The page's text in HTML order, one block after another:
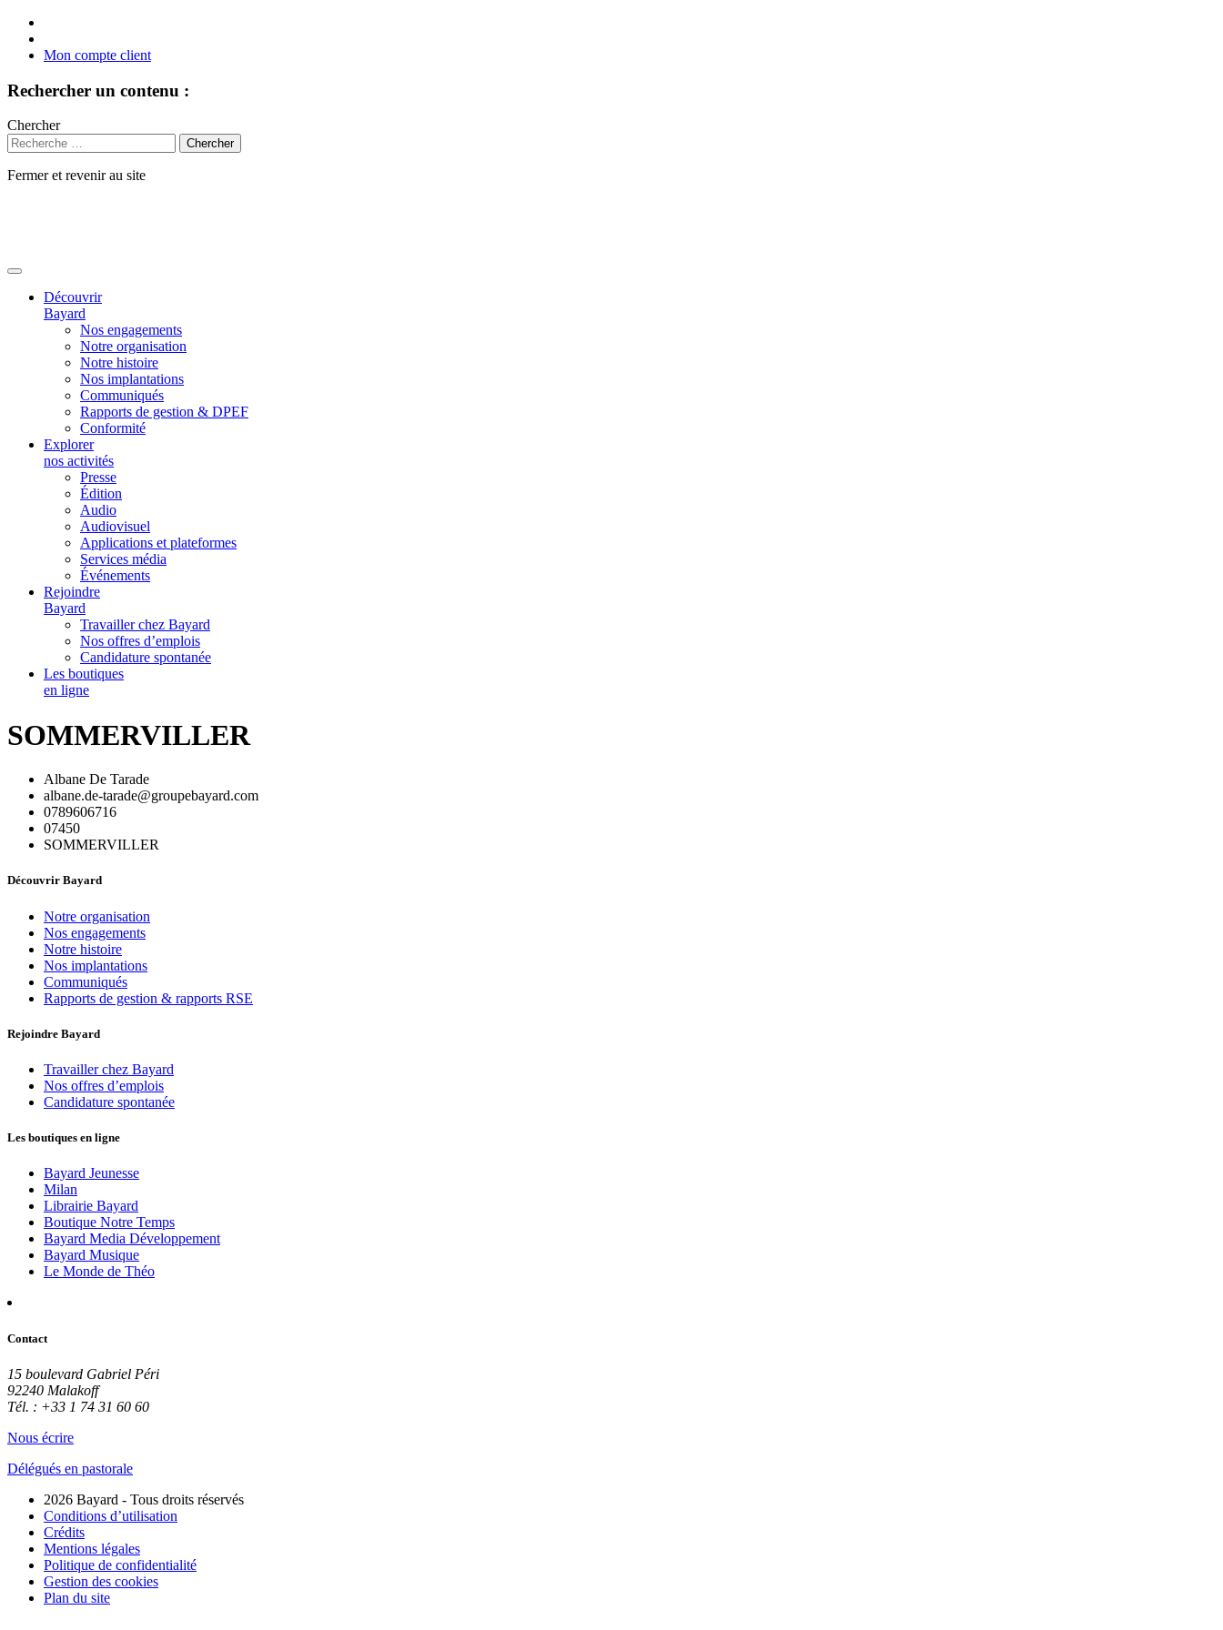
Mon compte client
Rechercher un contenu :
Chercher
Fermer et revenir au site
Découvrir
Bayard
Nos engagements
Notre organisation
Notre histoire
Nos implantations
Communiqués
Rapports de gestion & DPEF
Conformité
Explorer
nos activités
Presse
Édition
Audio
Audiovisuel
Applications et plateformes
Services média
Événements
Rejoindre
Bayard
Travailler chez Bayard
Nos offres d’emplois
Candidature spontanée
Les boutiques
en ligne
SOMMERVILLER
Albane De Tarade
albane.de-tarade@groupebayard.com
0789606716
07450
SOMMERVILLER
Découvrir Bayard
Notre organisation
Nos engagements
Notre histoire
Nos implantations
Communiqués
Rapports de gestion & rapports RSE
Rejoindre Bayard
Travailler chez Bayard
Nos offres d’emplois
Candidature spontanée
Les boutiques en ligne
Bayard Jeunesse
Milan
Librairie Bayard
Boutique Notre Temps
Bayard Media Développement
Bayard Musique
Le Monde de Théo
Contact
15 boulevard Gabriel Péri
92240 Malakoff
Tél. : +33 1 74 31 60 60
Nous écrire
Délégués en pastorale
2026 Bayard - Tous droits réservés
Conditions d’utilisation
Crédits
Mentions légales
Politique de confidentialité
Gestion des cookies
Plan du site